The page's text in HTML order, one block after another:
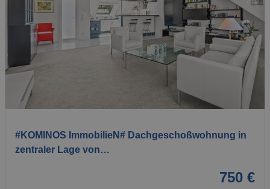
1 / 5
#KOMINOS ImmobilieN# Dachgeschoßwohnung in
zentraler Lage von…
750 €